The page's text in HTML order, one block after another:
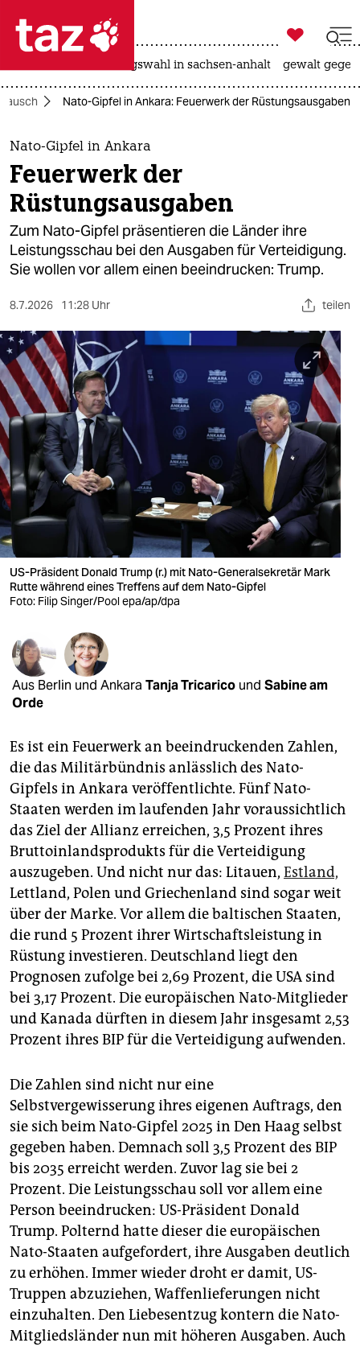
 taz zahl ich
taz zahl ich
themen
politik
öko
gesellschaft
sport
berlin
nord
wahrheit
verlag
verlag
veranstaltungen
shop
fragen & hilfe
unterstützen
abo
genossenschaft

taz zahl ich
landtagswahl in sachsen-anhalt gewalt
Nato-Gipfel in Ankara: Feuerwerk der Rüstungsausgaben
Nato-Gipfel in Ankara
Feuerwerk der
Rüstungsausgaben
Zum Nato-Gipfel präsentieren die Länder ihre
Leistungsschau bei den Ausgaben für Verteidigung.
Sie wollen vor allem einen beeindrucken: Trump.
8.7.2026 11:28 Uhr teilen
US-Präsident Donald Trump (r.) mit Nato-Generalsekretär Mark
Rutte während eines Treffens auf dem Nato-Gipfel
Foto: Filip Singer/Pool epa/ap/dpa
Aus Berlin und Ankara Tanja Tricarico und Sabine am
Orde
Es ist ein Feuerwerk an beeindruckenden Zahlen,
die das Militärbündnis anlässlich des Nato-
Gipfels in Ankara veröffentlichte. Fünf Nato-
Staaten ‌werden im laufenden Jahr voraussichtlich
das Ziel der Allianz erreichen, 3,5 Prozent ihres
Bruttoinlandsprodukts für die Verteidigung
auszugeben. Und nicht nur das: Litauen, Estland,
Lettland, Polen und Griechenland sind sogar weit
über der Marke. Vor allem die baltischen Staaten,
die rund 5 Prozent ihrer Wirtschaftsleistung in
Rüstung investieren. Deutschland liegt den
Prognosen zufolge bei 2,69 Prozent, die USA sind
bei 3,17 Prozent. Die europäischen Nato-Mitglieder
und Kanada dürften in diesem Jahr insgesamt 2,53
Prozent ihres BIP für die Verteidigung aufwenden.
Die Zahlen sind nicht nur eine
Selbstvergewisserung ihres eigenen Auftrags, den
sie sich beim Nato-Gipfel 2025 in Den Haag selbst
gegeben haben. Demnach soll 3,5 Prozent des BIP
bis 2035 erreicht werden. Zuvor lag sie bei 2
Prozent. Die Leistungsschau soll vor allem eine
Person beeindrucken: US-Präsident Donald
Trump. Polternd hatte dieser die europäischen
Nato-Staaten aufgefordert, ihre Ausgaben deutlich
zu erhöhen. Immer wieder droht er damit, US-
Truppen abzuziehen, Waffenlieferungen nicht
einzuhalten. Den Liebesentzug kontern die Nato-
Mitgliedsländer nun mit höheren Ausgaben. Auch